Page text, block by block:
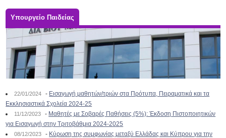
Υπουργείο Παιδείας
22/01/2024 - Εισαγωγή μαθητών/τριών στα Πρότυπα, Πειραματικά και τα
Εκκλησιαστικά Σχολεία 2024-25
11/12/2023 - Μαθητές με Σοβαρές Παθήσεις (5%): Έκδοση Πιστοποιητικών
για Εισαγωγή στην Τριτοβάθμια 2024-2025
08/12/2023 - Κύρωση της συμφωνίας μεταξύ Ελλάδας και Κύπρου για την